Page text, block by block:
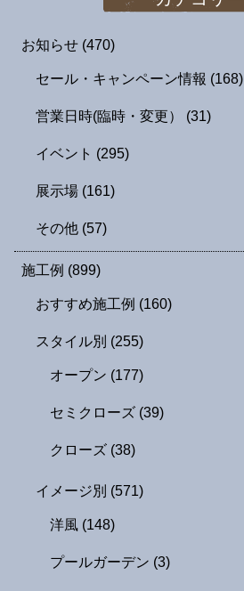
お知らせ (470)
セール・キャンペーン情報 (168)
営業日時(臨時・変更） (31)
イベント (295)
展示場 (161)
その他 (57)
施工例 (899)
おすすめ施工例 (160)
スタイル別 (255)
オープン (177)
セミクローズ (39)
クローズ (38)
イメージ別 (571)
洋風 (148)
プールガーデン (3)